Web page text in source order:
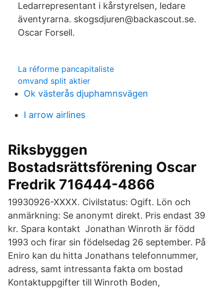
Ledarrepresentant i kårstyrelsen, ledare
äventyrarna. skogsdjuren@backascout.se.
Oscar Forsell.
La réforme pancapitaliste
omvand split aktier
Ok västerås djuphamnsvägen
I arrow airlines
Riksbyggen
Bostadsrättsförening Oscar
Fredrik 716444-4866
19930926-XXXX. Civilstatus: Ogift. Lön och
anmärkning: Se anonymt direkt. Pris endast 39
kr. Spara kontakt Jonathan Winroth är född
1993 och firar sin födelsedag 26 september. På
Eniro kan du hitta Jonathans telefonnummer,
adress, samt intressanta fakta om bostad
Kontaktuppgifter till Winroth Boden,